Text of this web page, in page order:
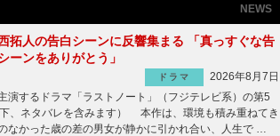
NEWS
拓人の告白シーンに反響集まる 「真っすぐな告
ーンをありがとう」
ドラマ
2026年8月7日
するドラマ「ラストノート」（フジテレビ系）の第5
、ネタバレを含みます） 本作は、環境も積み重ねてき
なかった歳の差の男女が静かに引かれ合い、人生で …